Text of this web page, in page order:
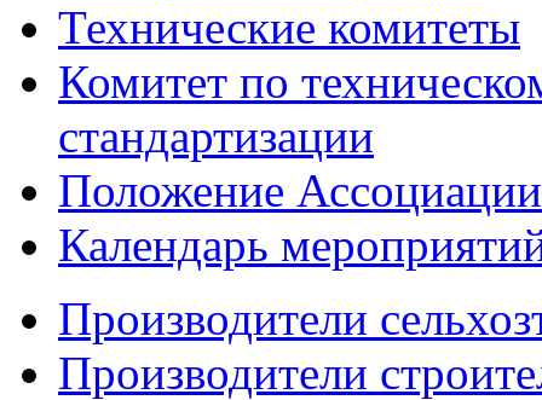
Технические комитеты
Комитет по
стандартизации
Положение
Календарь
Производители
Производители